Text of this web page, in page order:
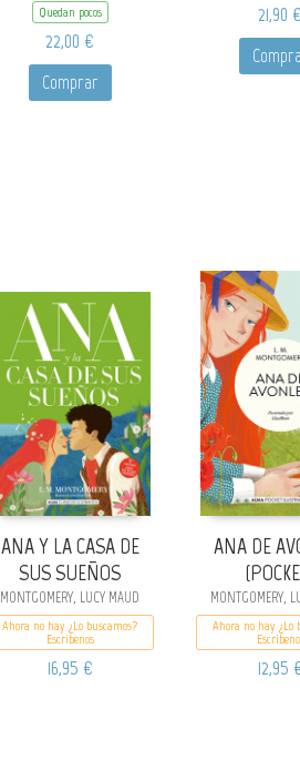
Quedan pocos
22,00 €
Comprar
21,90 €
ANA Y LA CASA DE
SUS SUEÑOS
MONTGOMERY, LUCY MAUD
Ahora no hay ¿Lo buscamos?
Escribenos
16,95 €
ANA DE
MONTGOMERY,
Ahora no hay ¿Lo
12,95